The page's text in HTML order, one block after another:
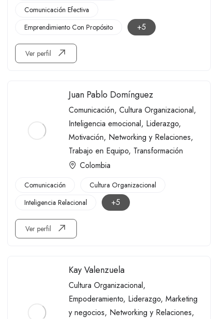
Comunicación Efectiva
Emprendimiento Con Propósito
+5
Ver perfil
Juan Pablo Domínguez
Comunicación, Cultura Organizacional,
Inteligencia emocional, Liderazgo,
Motivación, Networking y Relaciones,
Trabajo en Equipo, Transformación
Colombia
Comunicación
Cultura Organizacional
Inteligencia Relacional
+5
Ver perfil
Kay Valenzuela
Cultura Organizacional,
Empoderamiento, Liderazgo, Marketing
y negocios, Networking y Relaciones,